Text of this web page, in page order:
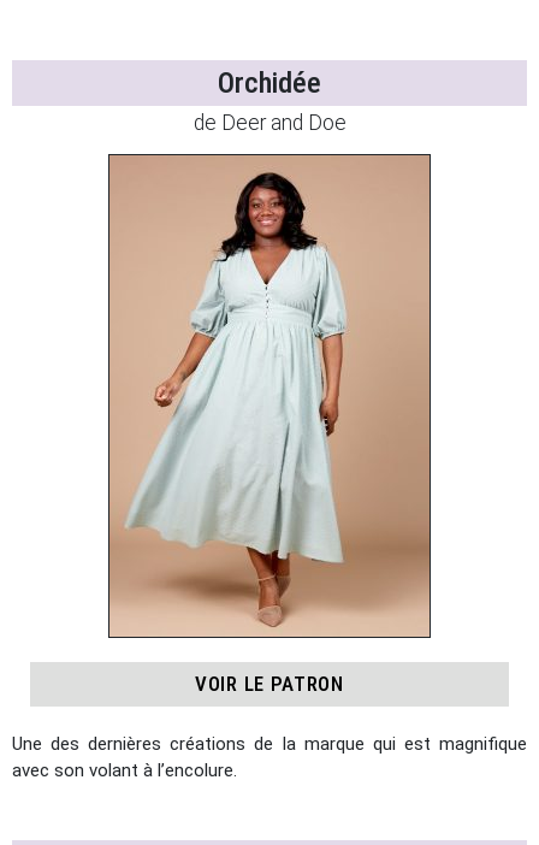
Orchidée
de Deer and Doe
VOIR LE PATRON
Une des dernières créations de la marque qui est magnifique
avec son volant à l’encolure.